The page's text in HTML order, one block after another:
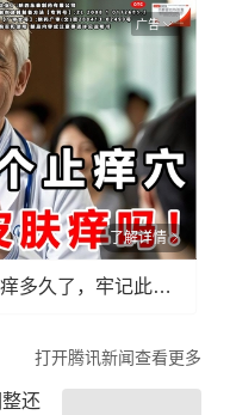
广告
了解详情
凡是皮肤瘙痒1月以上，不管皮痒多久了，牢记此法，快！准！狠！
打开腾讯新闻查看更多
还